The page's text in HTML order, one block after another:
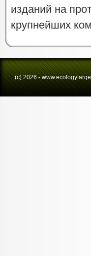
изданий на
крупнейших
(с) 2026 -